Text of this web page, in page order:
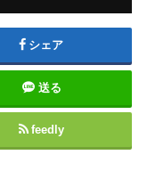
シェア
送る
feedly